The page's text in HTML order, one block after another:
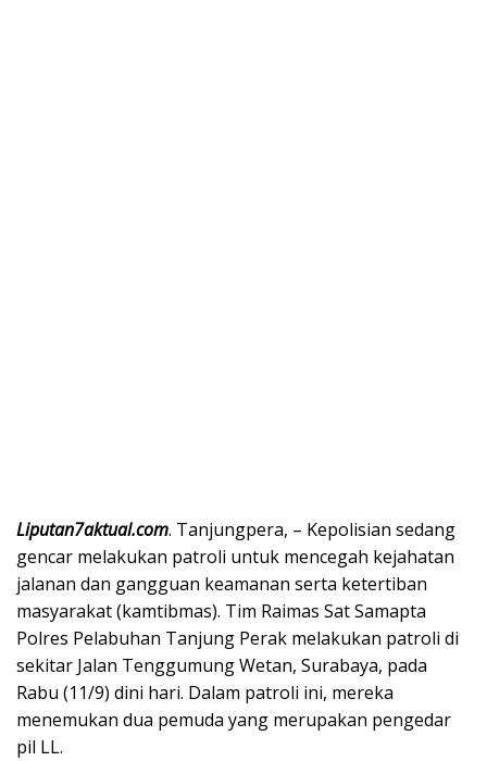
Liputan7aktual.com. Tanjungpera, – Kepolisian sedang
gencar melakukan patroli untuk mencegah kejahatan
jalanan dan gangguan keamanan serta ketertiban
masyarakat (kamtibmas). Tim Raimas Sat Samapta
Polres Pelabuhan Tanjung Perak melakukan patroli di
sekitar Jalan Tenggumung Wetan, Surabaya, pada
Rabu (11/9) dini hari. Dalam patroli ini, mereka
menemukan dua pemuda yang merupakan pengedar
pil LL.